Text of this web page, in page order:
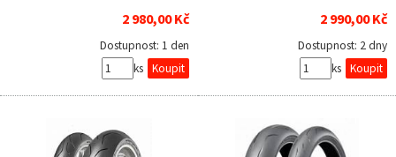
2 980,00 Kč
Dostupnost: 1 den
ks
2 990,00 Kč
Dostupnost: 2 dny
ks